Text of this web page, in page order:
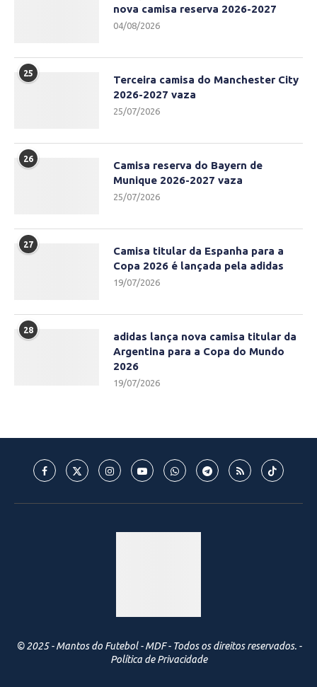
nova camisa reserva 2026-2027
04/08/2026
25
Terceira camisa do Manchester City
2026-2027 vaza
25/07/2026
26
Camisa reserva do Bayern de
Munique 2026-2027 vaza
25/07/2026
27
Camisa titular da Espanha para a
Copa 2026 é lançada pela adidas
19/07/2026
28
adidas lança nova camisa titular da
Argentina para a Copa do Mundo
2026
19/07/2026
© 2025 - Mantos do Futebol - MDF - Todos os direitos reservados. -
Política de Privacidade